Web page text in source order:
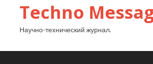
Techno
Научно-технический журнал.